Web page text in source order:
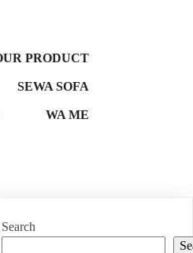
PRODUCT
SEWA SOFA
WA ME
Search